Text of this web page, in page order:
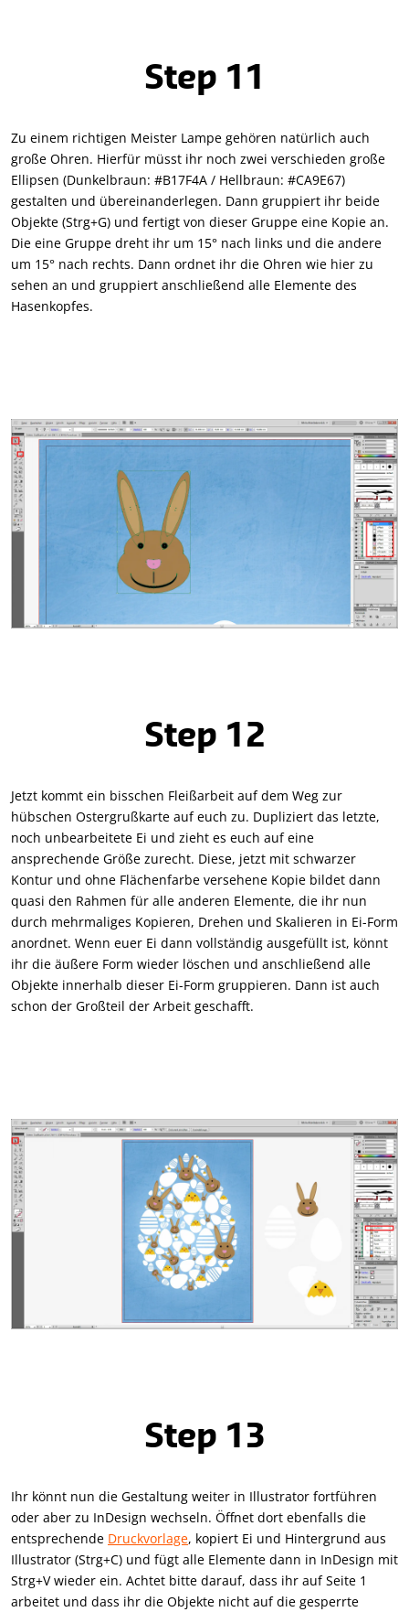
Step 11
Zu einem richtigen Meister Lampe gehören natürlich auch
große Ohren. Hierfür müsst ihr noch zwei verschieden große
Ellipsen (Dunkelbraun: #B17F4A / Hellbraun: #CA9E67)
gestalten und übereinanderlegen. Dann gruppiert ihr beide
Objekte (Strg+G) und fertigt von dieser Gruppe eine Kopie an.
Die eine Gruppe dreht ihr um 15° nach links und die andere
um 15° nach rechts. Dann ordnet ihr die Ohren wie hier zu
sehen an und gruppiert anschließend alle Elemente des
Hasenkopfes.
Step 12
Jetzt kommt ein bisschen Fleißarbeit auf dem Weg zur
hübschen Ostergrußkarte auf euch zu. Dupliziert das letzte,
noch unbearbeitete Ei und zieht es euch auf eine
ansprechende Größe zurecht. Diese, jetzt mit schwarzer
Kontur und ohne Flächenfarbe versehene Kopie bildet dann
quasi den Rahmen für alle anderen Elemente, die ihr nun
durch mehrmaliges Kopieren, Drehen und Skalieren in Ei-Form
anordnet. Wenn euer Ei dann vollständig ausgefüllt ist, könnt
ihr die äußere Form wieder löschen und anschließend alle
Objekte innerhalb dieser Ei-Form gruppieren. Dann ist auch
schon der Großteil der Arbeit geschafft.
Step 13
Ihr könnt nun die Gestaltung weiter in Illustrator fortführen
oder aber zu InDesign wechseln. Öffnet dort ebenfalls die
entsprechende Druckvorlage, kopiert Ei und Hintergrund aus
Illustrator (Strg+C) und fügt alle Elemente dann in InDesign mit
Strg+V wieder ein. Achtet bitte darauf, dass ihr auf Seite 1
arbeitet und dass ihr die Objekte nicht auf die gesperrte